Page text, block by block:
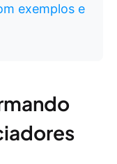
exemplos e